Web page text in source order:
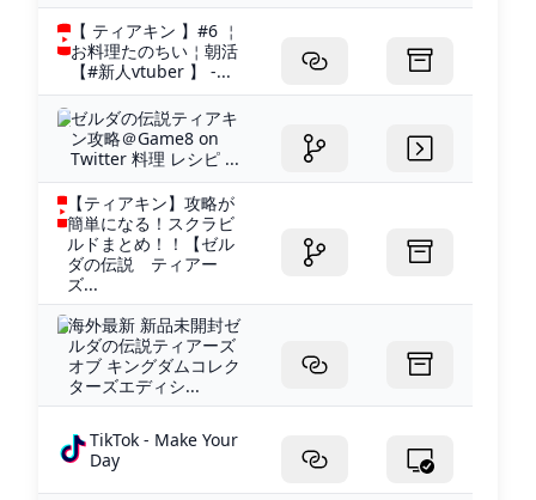
【 ティアキン 】#6 ￤
お料理たのちい￤朝活
【#新人vtuber 】 -...
ゼルダの伝説ティアキ
ン攻略＠Game8 on
Twitter 料理 レシピ ...
【ティアキン】攻略が
簡単になる！スクラビ
ルドまとめ！！【ゼル
ダの伝説 ティアー
ズ...
海外最新 新品未開封ゼ
ルダの伝説ティアーズ
オブ キングダムコレク
ターズエディシ...
TikTok - Make Your
Day